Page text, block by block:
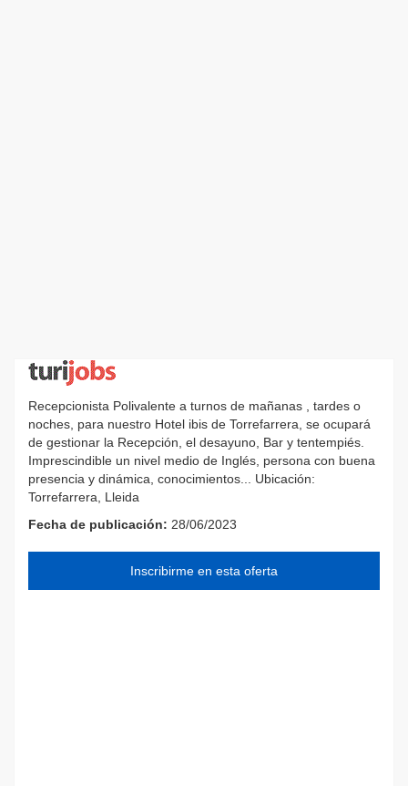
Recepcionista Polivalente a turnos de mañanas , tardes o
noches, para nuestro Hotel ibis de Torrefarrera, se ocupará
de gestionar la Recepción, el desayuno, Bar y tentempiés.
Imprescindible un nivel medio de Inglés, persona con buena
presencia y dinámica, conocimientos... Ubicación:
Torrefarrera, Lleida
Fecha de publicación: 28/06/2023
Inscribirme en esta oferta